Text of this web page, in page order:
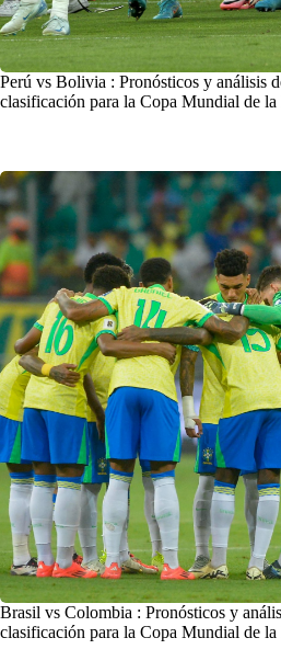
Perú vs Bolivia : Pronósticos y análisis
clasificación para la Copa Mundial de
Brasil vs Colombia : Pronósticos y
clasificación para la Copa Mundial de